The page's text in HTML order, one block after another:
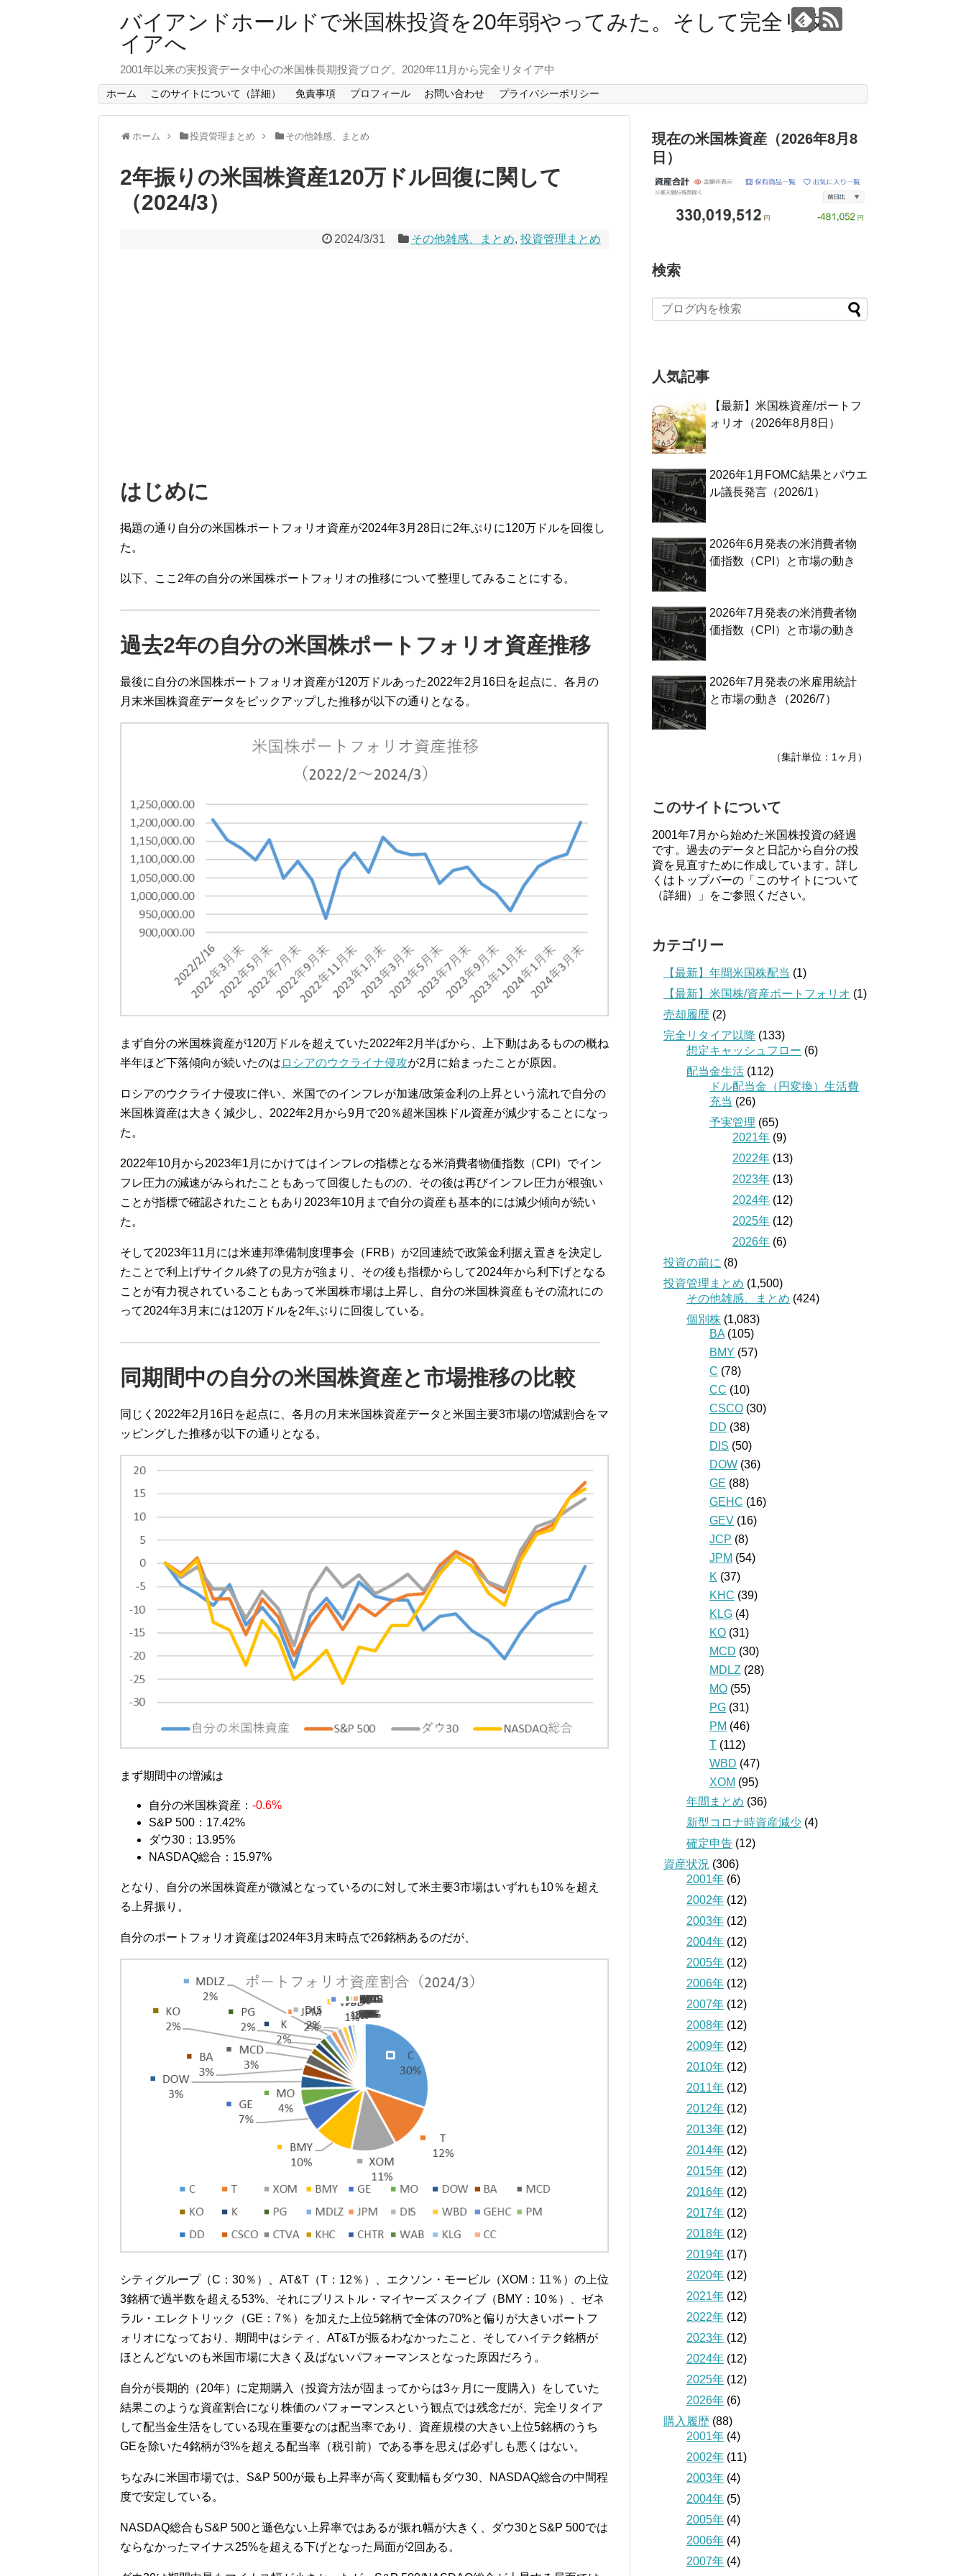
バイアンドホールドで米国株投資を20年弱やってみた。そして完全リタ
イアへ
2001年以来の実投資データ中心の米国株長期投資ブログ。2020年11月から完全リタイア中
ホーム このサイトについて（詳細） 免責事項 プロフィール お問い合わせ プライバシーポリシー
ホーム 投資管理まとめ その他雑感、まとめ
2年振りの米国株資産120万ドル回復に関して
（2024/3）
2024/3/31 その他雑感、まとめ, 投資管理まとめ
はじめに
掲題の通り自分の米国株ポートフォリオ資産が2024年3月28日に2年ぶりに120万ドルを回復し
た。
以下、ここ2年の自分の米国株ポートフォリオの推移について整理してみることにする。
過去2年の自分の米国株ポートフォリオ資産推移
最後に自分の米国株ポートフォリオ資産が120万ドルあった2022年2月16日を起点に、各月の
月末米国株資産データをピックアップした推移が以下の通りとなる。
まず自分の米国株資産が120万ドルを超えていた2022年2月半ばから、上下動はあるものの概ね
半年ほど下落傾向が続いたのは ロシアのウクライナ侵攻が2月に始まったことが原因。
ロシアのウクライナ侵攻に伴い、米国でのインフレが加速/政策金利の上昇という流れで自分の
米国株資産は大きく減少し、2022年2月から9月で20％超米国株ドル資産が減少することになっ
た。
2022年10月から2023年1月にかけてはインフレの指標となる米消費者物価指数（CPI）でイン
フレ圧力の減速がみられたこともあって回復したものの、その後は再びインフレ圧力が根強い
ことが指標で確認されたこともあり2023年10月まで自分の資産も基本的には減少傾向が続い
た。
そして2023年11月には米連邦準備制度理事会（FRB）が2回連続で政策金利据え置きを決定し
たことで利上げサイクル終了の見方が強まり、その後も指標からして2024年から利下げとなる
ことが有力視されていることもあって米国株市場は上昇し、自分の米国株資産もその流れにの
って2024年3月末には120万ドルを2年ぶりに回復している。
同期間中の自分の米国株資産と市場推移の比較
同じく2022年2月16日を起点に、各月の月末米国株資産データと米国主要3市場の増減割合をマ
ッピングした推移が以下の通りとなる。
まず期間中の増減は
自分の米国株資産： ‐0.6%
S&P 500：17.42%
ダウ30：13.95%
NASDAQ総合：15.97%
となり、自分の米国株資産が微減となっているのに対して米主要3市場はいずれも10％を超え
る上昇振り。
自分のポートフォリオ資産は2024年3月末時点で26銘柄あるのだが、
シティグループ（C：30％）、AT&T（T：12％）、エクソン・モービル（XOM：11％）の上位
3銘柄で過半数を超える53%、それにブリストル・マイヤーズ スクイブ（BMY：10％）、ゼネ
ラル・エレクトリック（GE：7％）を加えた上位5銘柄で全体の70%と偏りが大きいポートフ
ォリオになっており、期間中はシティ、AT&Tが振るわなかったこと、そしてハイテク銘柄が
ほとんどないのも米国市場に大きく及ばないパフォーマンスとなった原因だろう。
自分が長期的（20年）に定期購入（投資方法が固まってからは3ヶ月に一度購入）をしていた
結果このような資産割合になり株価のパフォーマンスという観点では残念だが、完全リタイア
して配当金生活をしている現在重要なのは配当率であり、資産規模の大きい上位5銘柄のうち
GEを除いた4銘柄が3%を超える配当率（税引前）である事を思えば必ずしも悪くはない。
ちなみに米国市場では、S&P 500が最も上昇率が高く変動幅もダウ30、NASDAQ総合の中間程
度で安定している。
NASDAQ総合もS&P 500と遜色ない上昇率ではあるが振れ幅が大きく、ダウ30とS&P 500では
ならなかったマイナス25%を超える下げとなった局面が2回ある。
現在の米国株資産（2026年8月8
日）
検索
人気記事
【最新】米国株資産/ポートフ
ォリオ（2026年8月8日）
2026年1月FOMC結果とパウエ
ル議長発言（2026/1）
2026年6月発表の米消費者物
価指数（CPI）と市場の動き
2026年7月発表の米消費者物
価指数（CPI）と市場の動き
2026年7月発表の米雇用統計
と市場の動き（2026/7）
（集計単位：1ヶ月）
このサイトについて
2001年7月から始めた米国株投資の経過
です。過去のデータと日記から自分の投
資を見直すために作成しています。詳し
くはトップバーの「このサイトについて
（詳細）」をご参照ください。
カテゴリー
【最新】年間米国株配当 (1)
【最新】米国株/資産ポートフォリオ (1)
売却履歴 (2)
完全リタイア以降 (133)
想定キャッシュフロー (6)
配当金生活 (112)
ドル配当金（円変換）生活費
充当 (26)
予実管理 (65)
2021年 (9)
2022年 (13)
2023年 (13)
2024年 (12)
2025年 (12)
2026年 (6)
投資の前に (8)
投資管理まとめ (1,500)
その他雑感、まとめ (424)
個別株 (1,083)
BA (105)
BMY (57)
C (78)
CC (10)
CSCO (30)
DD (38)
DIS (50)
DOW (36)
GE (88)
GEHC (16)
GEV (16)
JCP (8)
JPM (54)
K (37)
KHC (39)
KLG (4)
KO (31)
MCD (30)
MDLZ (28)
MO (55)
PG (31)
PM (46)
T (112)
WBD (47)
XOM (95)
年間まとめ (36)
新型コロナ時資産減少 (4)
確定申告 (12)
資産状況 (306)
2001年 (6)
2002年 (12)
2003年 (12)
2004年 (12)
2005年 (12)
2006年 (12)
2007年 (12)
2008年 (12)
2009年 (12)
2010年 (12)
2011年 (12)
2012年 (12)
2013年 (12)
2014年 (12)
2015年 (12)
2016年 (12)
2017年 (12)
2018年 (12)
2019年 (17)
2020年 (12)
2021年 (12)
2022年 (12)
2023年 (12)
2024年 (12)
2025年 (12)
2026年 (6)
購入履歴 (88)
2001年 (4)
2002年 (11)
2003年 (4)
2004年 (5)
2005年 (4)
2006年 (4)
2007年 (4)